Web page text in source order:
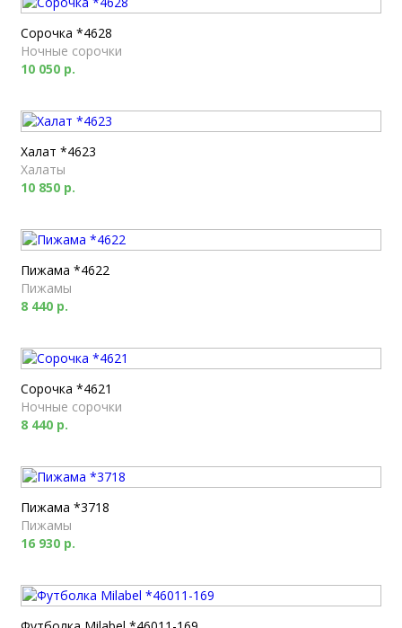
Сорочка *4628
Ночные сорочки
10 050 р.
Халат *4623
Халаты
10 850 р.
Пижама *4622
Пижамы
8 440 р.
Сорочка *4621
Ночные сорочки
8 440 р.
Пижама *3718
Пижамы
16 930 р.